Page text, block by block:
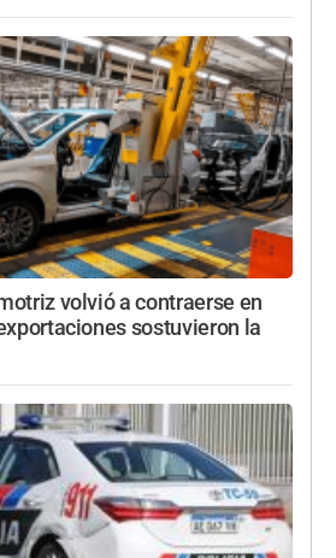
volvió a contraerse en
sostuvieron la